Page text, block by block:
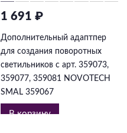
1 691 ₽
Дополнительный адаптпер
для создания поворотных
светильников с арт. 359073,
359077, 359081 NOVOTECH
SMAL 359067
В корзину